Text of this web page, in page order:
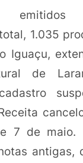
1.035
Iguaçu,
de
7 de maio.
antigas,